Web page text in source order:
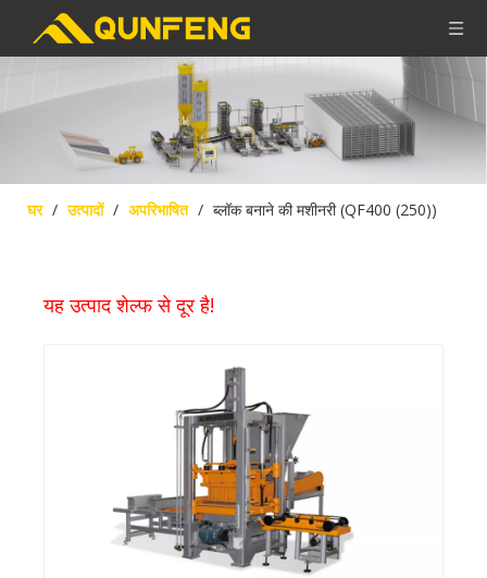
घर / उत्पादों / अपरिभाषित / ब्लॉक बनाने की मशीनरी (QF400 (250))
यह उत्पाद शेल्फ से दूर है!